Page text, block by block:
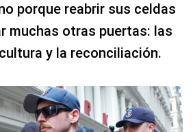
porque reabrir sus celdas
muchas otras puertas: las
y la reconciliación.